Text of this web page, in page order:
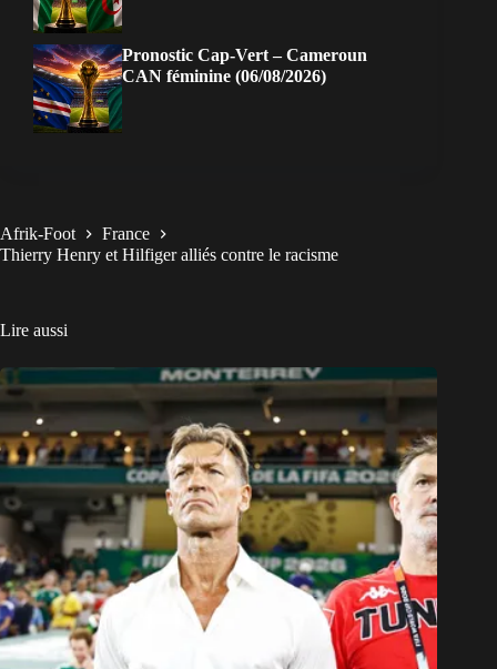
Pronostic Cap-Vert – Cameroun
CAN féminine (06/08/2026)
Afrik-Foot
France
Thierry Henry et Hilfiger alliés contre le racisme
Lire aussi